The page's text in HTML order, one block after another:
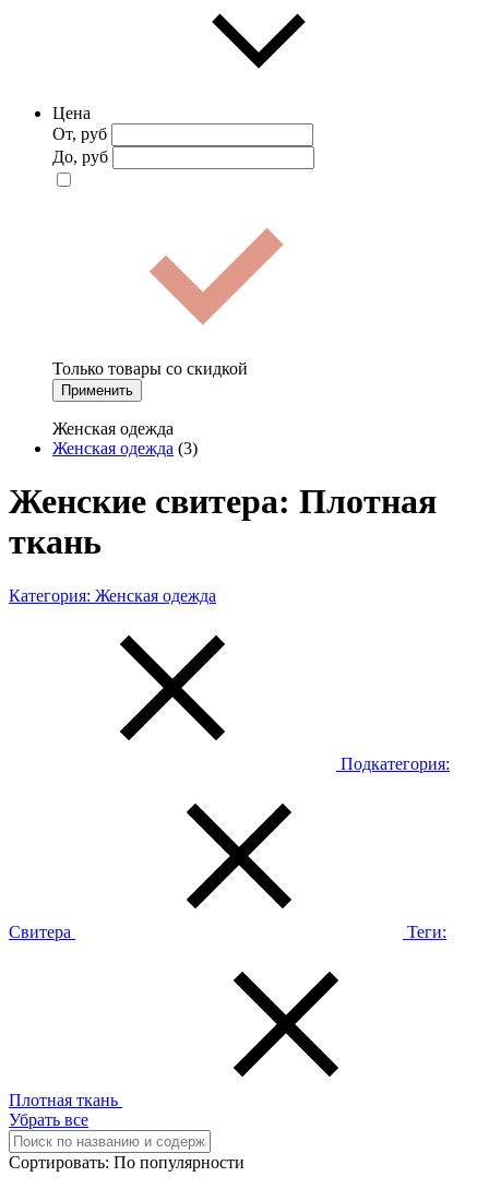
Цена
От, руб
До, руб
Только товары со скидкой
Применить
Женская одежда
Женская одежда (3)
Женские свитера: Плотная
ткань
Категория: Женская одежда
Подкатегория:
Свитера Теги:
Плотная ткань
Убрать все
Сортировать: По популярности